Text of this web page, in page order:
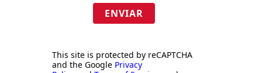
ENVIAR
This site is protected by reCAPTCHA
and the Google Privacy